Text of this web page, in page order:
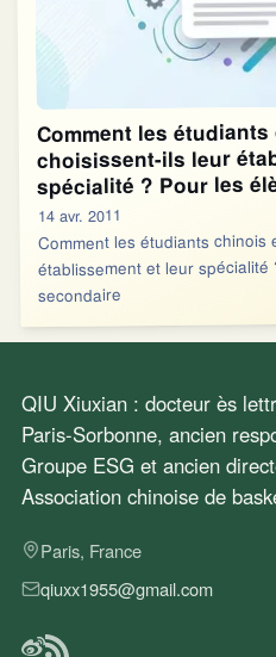
Comment les
choisissent-ils leur
spécialité ? Pour les
14 avr. 2011
Comment les étudiants
établissement et leur
secondaire
QIU Xiuxian : docteur ès
Paris-Sorbonne, ancien
Groupe ESG et ancien
Association chinoise de
Paris, France
qiuxx1955@gmail.com